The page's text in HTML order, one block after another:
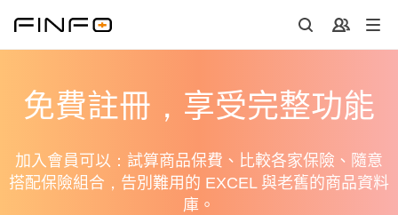
免費註冊，享受完整功能
加入會員可以：試算商品保費、比較各家保險、隨意
搭配保險組合，告別難用的 EXCEL 與老舊的商品資料
庫。